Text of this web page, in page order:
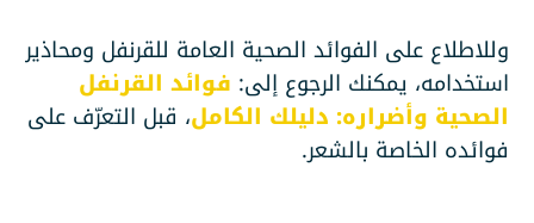
وللاطلاع على الفوائد الصحية العامة للقرنفل ومحاذير
استخدامه، يمكنك الرجوع إلى: فوائد القرنفل
الصحية وأضراره: دليلك الكامل، قبل التعرّف على
فوائده الخاصة بالشعر.